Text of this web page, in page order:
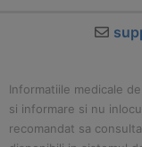
Informatiile medicale
si informare si nu
recomandat sa